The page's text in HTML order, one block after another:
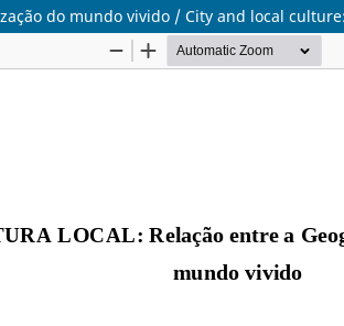
do mundo vivido / City and local